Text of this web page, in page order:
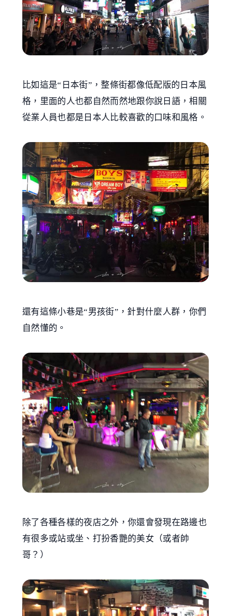
比如這是“日本街”，整條街都像低配版的日本風
格，里面的人也都自然而然地跟你說日語，相關
從業人員也都是日本人比較喜歡的口味和風格。
還有這條小巷是“男孩街”，針對什麼人群，你們
自然懂的。
除了各種各樣的夜店之外，你還會發現在路邊也
有很多或站或坐、打扮香艷的美女（或者帥
哥？）